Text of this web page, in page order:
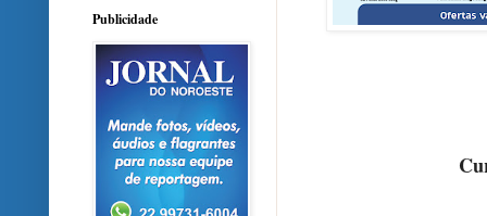
Publicidade